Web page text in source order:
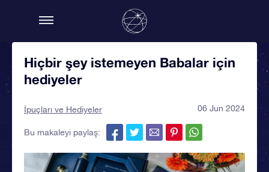
Hiçbir şey istemeyen Babalar için
hediyeler
İpuçları ve Hediyeler 06 Jun 2024
Bu makaleyi paylaş: